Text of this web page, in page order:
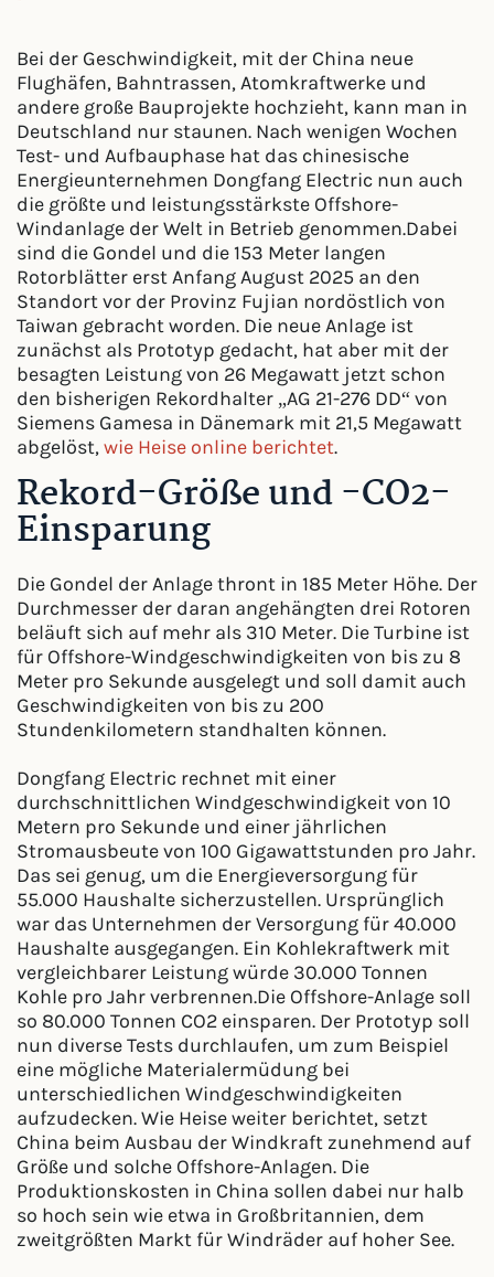
Bei der Geschwindigkeit, mit der China neue
Flughäfen, Bahntrassen, Atomkraftwerke und
andere große Bauprojekte hochzieht, kann man in
Deutschland nur staunen. Nach wenigen Wochen
Test- und Aufbauphase hat das chinesische
Energieunternehmen Dongfang Electric nun auch
die größte und leistungsstärkste Offshore-
Windanlage der Welt in Betrieb genommen.Dabei
sind die Gondel und die 153 Meter langen
Rotorblätter erst Anfang August 2025 an den
Standort vor der Provinz Fujian nordöstlich von
Taiwan gebracht worden. Die neue Anlage ist
zunächst als Prototyp gedacht, hat aber mit der
besagten Leistung von 26 Megawatt jetzt schon
den bisherigen Rekordhalter „AG 21-276 DD“ von
Siemens Gamesa in Dänemark mit 21,5 Megawatt
abgelöst,wie Heise online berichtet.
Rekord-Größe und -CO2-
Einsparung
Die Gondel der Anlage thront in 185 Meter Höhe. Der
Durchmesser der daran angehängten drei Rotoren
beläuft sich auf mehr als 310 Meter. Die Turbine ist
für Offshore-Windgeschwindigkeiten von bis zu 8
Meter pro Sekunde ausgelegt und soll damit auch
Geschwindigkeiten von bis zu 200
Stundenkilometern standhalten können.
Dongfang Electric rechnet mit einer
durchschnittlichen Windgeschwindigkeit von 10
Metern pro Sekunde und einer jährlichen
Stromausbeute von 100 Gigawattstunden pro Jahr.
Das sei genug, um die Energieversorgung für
55.000 Haushalte sicherzustellen. Ursprünglich
war das Unternehmen der Versorgung für 40.000
Haushalte ausgegangen. Ein Kohlekraftwerk mit
vergleichbarer Leistung würde 30.000 Tonnen
Kohle pro Jahr verbrennen.Die Offshore-Anlage soll
so 80.000 Tonnen CO2 einsparen. Der Prototyp soll
nun diverse Tests durchlaufen, um zum Beispiel
eine mögliche Materialermüdung bei
unterschiedlichen Windgeschwindigkeiten
aufzudecken. Wie Heise weiter berichtet, setzt
China beim Ausbau der Windkraft zunehmend auf
Größe und solche Offshore-Anlagen. Die
Produktionskosten in China sollen dabei nur halb
so hoch sein wie etwa in Großbritannien, dem
zweitgrößten Markt für Windräder auf hoher See.